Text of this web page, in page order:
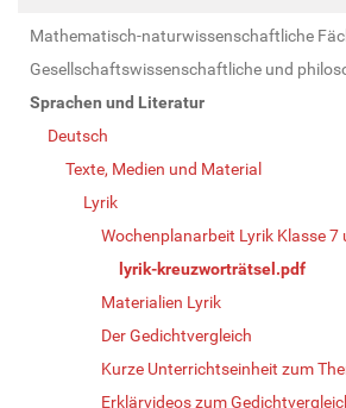
Mathematisch-naturwissenschaftliche
Gesellschaftswissenschaftliche und
Sprachen und Literatur
Deutsch
Texte, Medien und Material
Lyrik
Wochenplanarbeit Lyrik Klasse 7
lyrik-kreuzworträtsel.pdf
Materialien Lyrik
Der Gedichtvergleich
Kurze Unterrichtseinheit zum
Erklärvideos zum